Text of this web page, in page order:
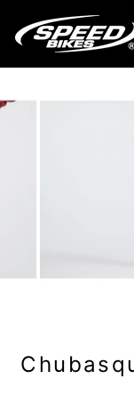
directamente
contenido